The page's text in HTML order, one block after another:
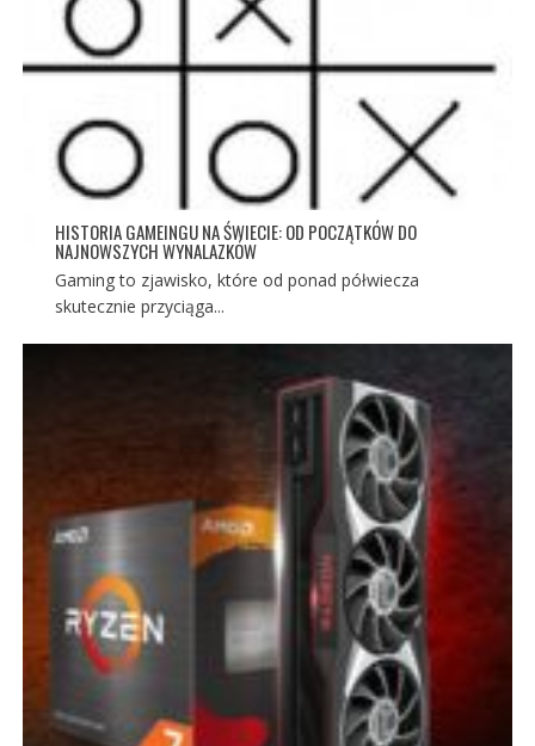
HISTORIA GAMEINGU NA ŚWIECIE: OD POCZĄTKÓW DO
NAJNOWSZYCH WYNALAZKÓW
Gaming to zjawisko, które od ponad półwiecza
skutecznie przyciąga...